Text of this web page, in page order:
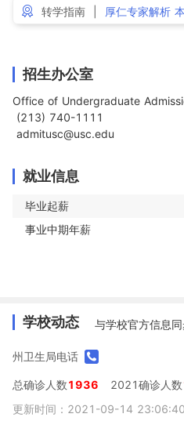
转学指南 厚仁专家解析
招生办公室
Office of Undergraduate
admitusc@usc.edu
就业信息
毕业起薪
事业中期年薪
学校动态 与学校官方信息
州卫生局电话
总确诊人数1936 2021确诊人数
更新时间：2021-09-14 23:06:40